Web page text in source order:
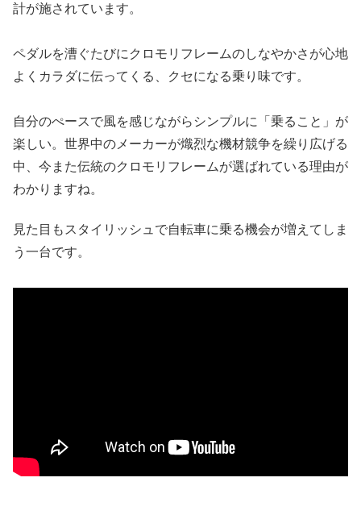
計が施されています。
ペダルを漕ぐたびにクロモリフレームのしなやかさが心地
よくカラダに伝ってくる、クセになる乗り味です。
自分のぺースで風を感じながらシンプルに「乗ること」が
楽しい。世界中のメーカーが熾烈な機材競争を繰り広げる
中、今また伝統のクロモリフレームが選ばれている理由が
わかりますね。
見た目もスタイリッシュで自転車に乗る機会が増えてしま
う一台です。